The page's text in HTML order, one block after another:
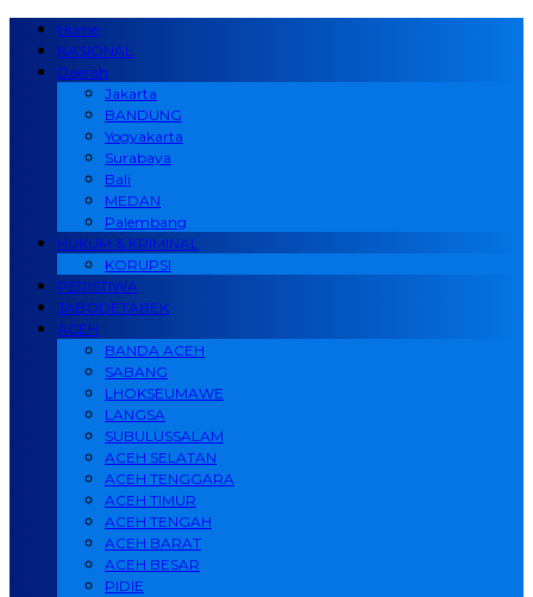
Home
NASIONAL
Daerah
Jakarta
BANDUNG
Yogyakarta
Surabaya
Bali
MEDAN
Palembang
HUKUM & KRIMINAL
KORUPSI
PERISTIWA
JABODETABEK
ACEH
BANDA ACEH
SABANG
LHOKSEUMAWE
LANGSA
SUBULUSSALAM
ACEH SELATAN
ACEH TENGGARA
ACEH TIMUR
ACEH TENGAH
ACEH BARAT
ACEH BESAR
PIDIE